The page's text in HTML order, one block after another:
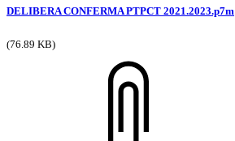
DELIBERA CONFERMA PTPCT 2021.2023.p7m
(76.89 KB)